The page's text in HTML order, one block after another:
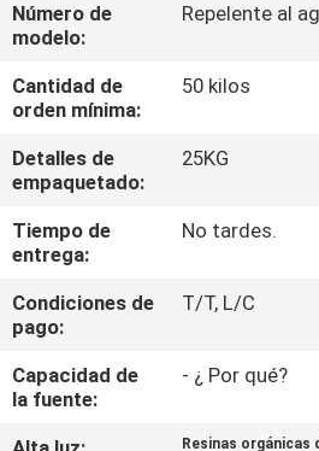
VÍDEOS
SOBRE
NOSOTROS
RECORRIDO
POR
LA
FÁBRICA
Número de
modelo:
Repelente al
Cantidad de
orden mínima:
50 kilos
Detalles de
empaquetado:
25KG
Tiempo de
entrega:
No tardes.
Condiciones de
pago:
T/T, L/C
Capacidad de
la fuente:
- ¿ Por qué?
Resinas orgánicas